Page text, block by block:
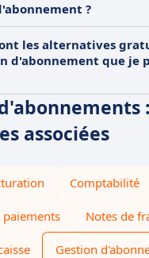
?
les alternatives
d'abonnement que je
associées
Comptabilité
paiements Notes de
Gestion